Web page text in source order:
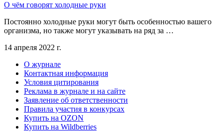
О чём говорят холодные руки
Постоянно холодные руки могут быть особенностью вашего
организма, но также могут указывать на ряд за …
14 апреля 2022 г.
О журнале
Контактная информация
Условия цитирования
Реклама в журнале и на сайте
Заявление об ответственности
Правила участия в конкурсах
Купить на OZON
Купить на Wildberries